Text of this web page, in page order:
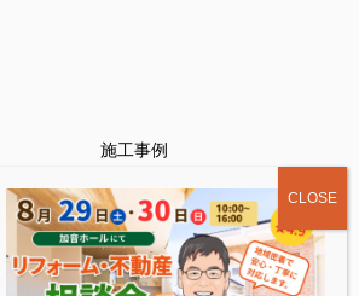
施工事例
お客様の声
基礎知識コラム